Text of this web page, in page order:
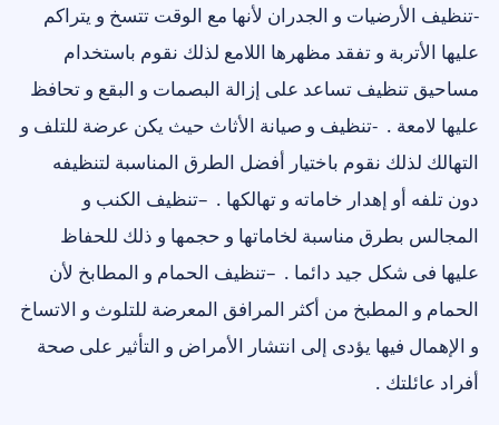
-تنظيف الأرضيات و الجدران لأنها مع الوقت تتسخ و يتراكم
عليها الأتربة و تفقد مظهرها اللامع لذلك نقوم باستخدام
مساحيق تنظيف تساعد على إزالة البصمات و البقع و تحافظ
عليها لامعة . -تنظيف و صيانة الأثاث حيث يكن عرضة للتلف و
التهالك لذلك نقوم باختيار أفضل الطرق المناسبة لتنظيفه
دون تلفه أو إهدار خاماته و تهالكها . –تنظيف الكنب و
المجالس بطرق مناسبة لخاماتها و حجمها و ذلك للحفاظ
عليها فى شكل جيد دائما . –تنظيف الحمام و المطابخ لأن
الحمام و المطبخ من أكثر المرافق المعرضة للتلوث و الاتساخ
و الإهمال فيها يؤدى إلى انتشار الأمراض و التأثير على صحة
أفراد عائلتك .